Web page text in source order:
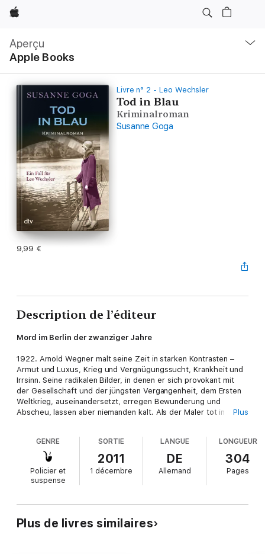
Apple
Aperçu
Apple Books
locale
Ouvrir
menu
Livre n° 2 - Leo Wechsler
Tod in Blau
Kriminalroman
Susanne Goga
9,99 €
Description de l’éditeur
Mord im Berlin der zwanziger Jahre
1922. Arnold Wegner malt seine Zeit in starken Kontrasten –
Armut und Luxus, Krieg und Vergnügungssucht, Krankheit und
Irrsinn. Seine radikalen Bilder, in denen er sich provokant mit
der Gesellschaft und der jüngsten Vergangenheit, dem Ersten
Weltkrieg, auseinandersetzt, erregen Bewunderung und
Abscheu, lassen aber niemanden kalt. Als der Maler tot in
viele ehemalige Offiziere verkehren.
Gibt es möglicherweise auch eine Verbindung zu dem Toten im
Landwehrkanal, bei dem ein Schriftwechsel mit der Asgard-
Gesellschaft gefunden wurde? Die Ermittlungen kommen nicht
recht voran, bis Leo Wechsler einen Hinweis von der
sich allen Befragungen durch die Polizei.
Plus
GENRE
Policier et
suspense
SORTIE
2011
1 décembre
LANGUE
DE
Allemand
LONGUEUR
304
Pages
Plus de livres similaires